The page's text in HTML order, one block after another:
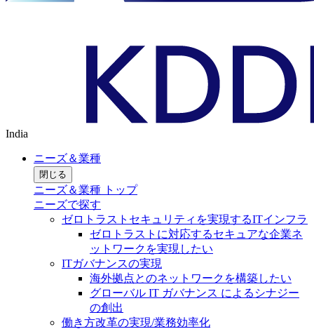
India
ニーズ＆業種
閉じる
ニーズ＆業種 トップ
ニーズで探す
ゼロトラストセキュリティを実現するITインフラ
ゼロトラストに対応するセキュアな企業ネ
ットワークを実現したい
ITガバナンスの実現
海外拠点とのネットワークを構築したい
グローバル IT ガバナンス によるシナジー
の創出
働き方改革の実現/業務効率化